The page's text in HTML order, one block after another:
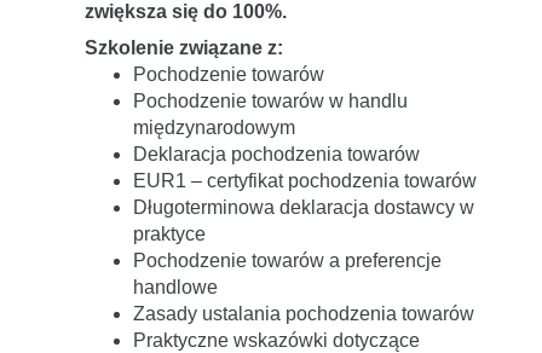
zwiększa się do 100%.
Szkolenie związane z:
Pochodzenie towarów
Pochodzenie towarów w handlu
międzynarodowym
Deklaracja pochodzenia towarów
EUR1 – certyfikat pochodzenia towarów
Długoterminowa deklaracja dostawcy w
praktyce
Pochodzenie towarów a preferencje
handlowe
Zasady ustalania pochodzenia towarów
Praktyczne wskazówki dotyczące